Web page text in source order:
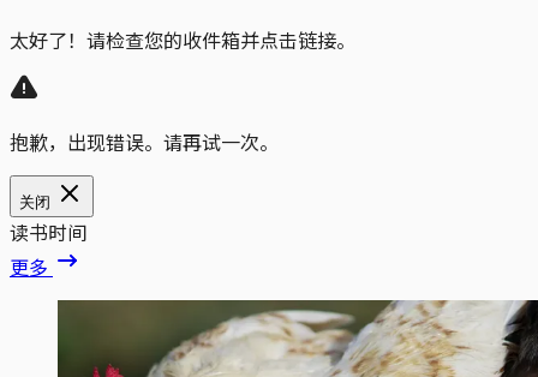
太好了！请检查您的收件箱并点击链接。
抱歉，出现错误。请再试一次。
关闭
读书时间
更多